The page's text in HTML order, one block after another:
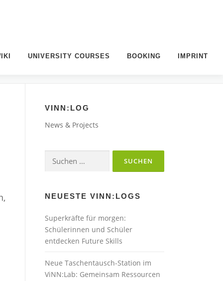
UNIVERSITY COURSES BOOKING IMPRINT
VINN:LOG
News & Projects
Suchen
nach:
NEUESTE VINN:LOGS
Superkräfte für morgen:
Schülerinnen und Schüler
entdecken Future Skills
Neue Taschentausch-Station im
ViNN:Lab: Gemeinsam Ressourcen